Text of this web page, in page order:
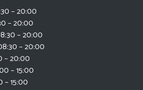
– 20:00
– 20:00
– 20:00
– 20:00
– 20:00
– 15:00
– 15:00